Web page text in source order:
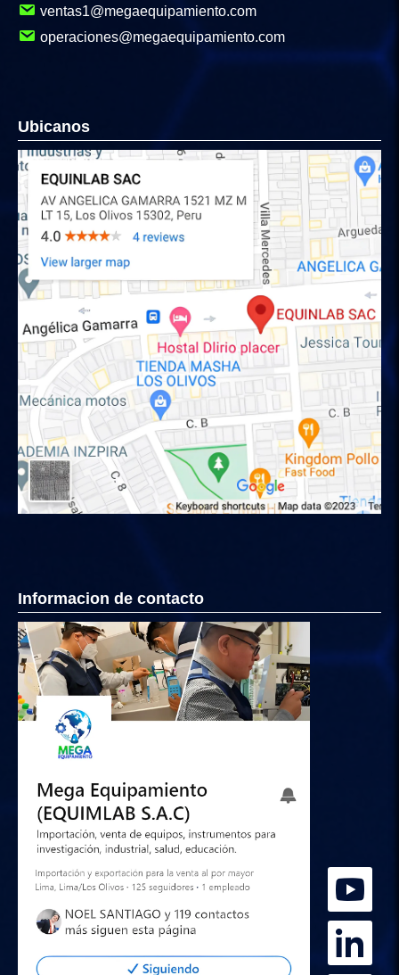
ventas1@megaequipamiento.com
operaciones@megaequipamiento.com
Ubicanos
Informacion de contacto